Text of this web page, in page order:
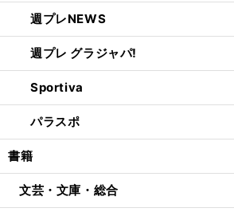
週プレNEWS
週プレ グラジャパ!
Sportiva
パラスポ
書籍
文芸・文庫・総合